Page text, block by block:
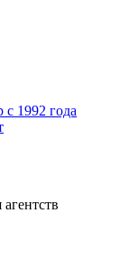
с 1992 года
агентств